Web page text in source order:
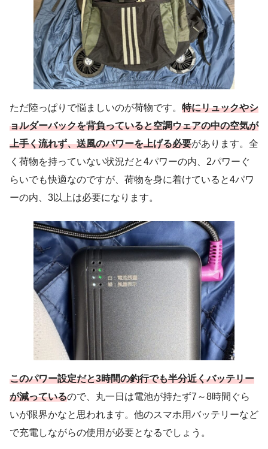
ただ陸っぱりで悩ましいのが荷物です。 特にリュックやシ
ョルダーバックを背負っていると空調ウェアの中の空気が
上手く流れず、送風のパワーを上げる必要があります。全
く荷物を持っていない状況だと4パワーの内、2パワーぐ
らいでも快適なのですが、荷物を身に着けていると4パワ
ーの内、3以上は必要になります。
このパワー設定だと3時間の釣行でも半分近くバッテリー
が減っているので、丸一日は電池が持たず7～8時間ぐら
いが限界かなと思われます。他のスマホ用バッテリーなど
で充電しながらの使用が必要となるでしょう。